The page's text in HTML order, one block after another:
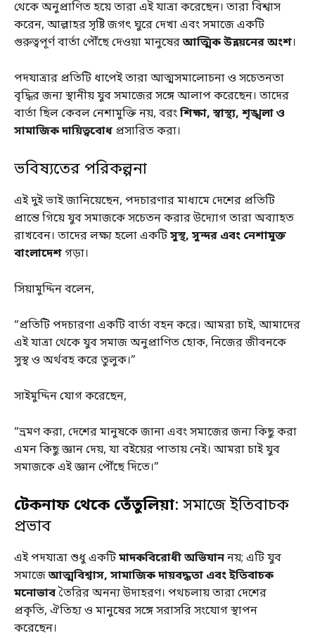
থেকে অনুপ্রাণিত হয়ে তারা এই যাত্রা করেছেন। তারা বিশ্বাস
করেন, আল্লাহর সৃষ্টি জগৎ ঘুরে দেখা এবং সমাজে একটি
গুরুত্বপূর্ণ বার্তা পৌঁছে দেওয়া মানুষেরআত্মিক উন্নয়নের অংশ।
পদযাত্রার প্রতিটি ধাপেই তারা আত্মসমালোচনা ও সচেতনতা
বৃদ্ধির জন্য স্থানীয় যুব সমাজের সঙ্গে আলাপ করেছেন। তাদের
বার্তা ছিল কেবল নেশামুক্তি নয়, বরংশিক্ষা, স্বাস্থ্য, শৃঙ্খলা ও
সামাজিক দায়িত্ববোধ প্রসারিত করা।
ভবিষ্যতের পরিকল্পনা
এই দুই ভাই জানিয়েছেন, পদচারণার মাধ্যমে দেশের প্রতিটি
প্রান্তে গিয়ে যুব সমাজকে সচেতন করার উদ্যোগ তারা অব্যাহত
রাখবেন। তাদের লক্ষ্য হলো একটিসুস্থ, সুন্দর এবং নেশামুক্ত
বাংলাদেশ গড়া।
সিয়ামুদ্দিন বলেন,
“প্রতিটি পদচারণা একটি বার্তা বহন করে। আমরা চাই, আমাদের
এই যাত্রা থেকে যুব সমাজ অনুপ্রাণিত হোক, নিজের জীবনকে
সুস্থ ও অর্থবহ করে তুলুক।”
সাইমুদ্দিন যোগ করেছেন,
“ভ্রমণ করা, দেশের মানুষকে জানা এবং সমাজের জন্য কিছু করা
এমন কিছু জ্ঞান দেয়, যা বইয়ের পাতায় নেই। আমরা চাই যুব
সমাজকে এই জ্ঞান পৌঁছে দিতে।”
টেকনাফ থেকে তেঁতুলিয়া: সমাজে ইতিবাচক
প্রভাব
এই পদযাত্রা শুধু একটিমাদকবিরোধী অভিযাননয়; এটি যুব
সমাজেআত্মবিশ্বাস, সামাজিক দায়বদ্ধতা এবং ইতিবাচক
মনোভাব তৈরির অনন্য উদাহরণ। পথচলায় তারা দেশের
প্রকৃতি, ঐতিহ্য ও মানুষের সঙ্গে সরাসরি সংযোগ স্থাপন
করেছেন।